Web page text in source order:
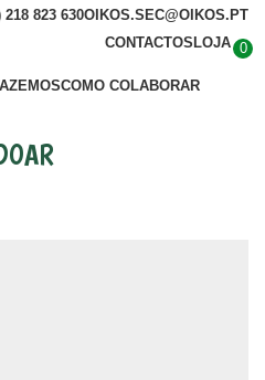
218 823 630OIKOS.SEC@OIKOS.PT
CONTACTOS LOJA 0
COMO COLABORAR